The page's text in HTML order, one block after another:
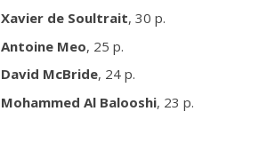
Xavier de Soultrait, 30 p.
Antoine Meo, 25 p.
David McBride, 24 p.
Mohammed Al Balooshi, 23 p.